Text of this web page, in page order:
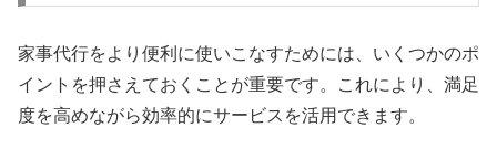
家事代行をより便利に使いこなすためには、いくつかのポ
イントを押さえておくことが重要です。これにより、満足
度を高めながら効率的にサービスを活用できます。